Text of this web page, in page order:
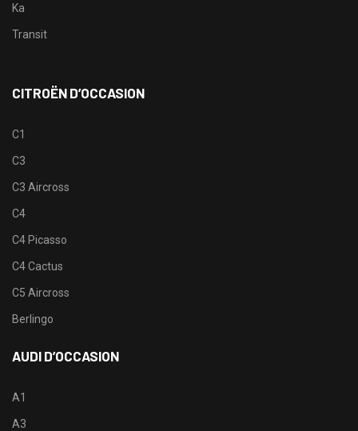
Ka
Transit
CITROËN D’OCCASION
C1
C3
C3 Aircross
C4
C4 Picasso
C4 Cactus
C5 Aircross
Berlingo
AUDI D’OCCASION
A1
A3